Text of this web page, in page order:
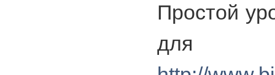
Простой
для